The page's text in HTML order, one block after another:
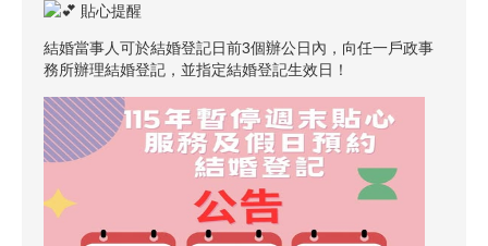
貼心提醒
結婚當事人可於結婚登記日前3個辦公日內，向任一戶政事
務所辦理結婚登記，並指定結婚登記生效日！